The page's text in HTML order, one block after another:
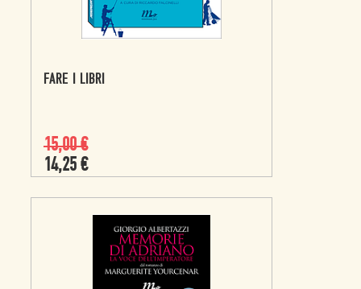
FARE I LIBRI
15,00€
14,25 €